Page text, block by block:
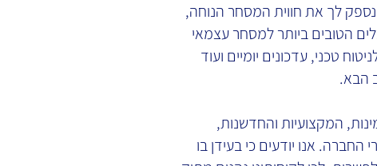
לך את חווית המסחר הנוחה,
הטובים ביותר למסחר עצמאי
טכני, עדכונים יומיים ועוד
הבא.
המקצועיות והחדשנות,
החברה. אנו יודעים כי בעידן בו